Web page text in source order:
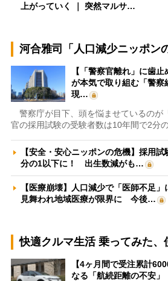
上がっていく ｜ 突然マルサ…
河合雅司「人口減少ニッポン
【「警察官離れ」に歯
が本気で取り組む「警
現…
警察庁が目下、頭を悩ませているのが
官の採用試験の受験者数は10年間で2分
【安全・安心ニッポンの危機】採用
分の1以下に！ 出生数減がも…
【医療崩壊】人口減少で「医師不足
見舞われ地域医療が限界に 今後…
快適クルマ生活 乗ってみた、
【4ヶ月間で受注累計
なる「航続距離の不安」